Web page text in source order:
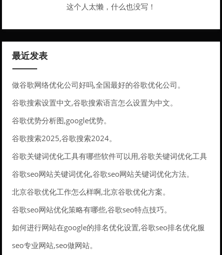
这个人太懒，什么也没写！
最近发表
做谷歌网络优化公司好吗,全国最好的谷歌优化公司。
谷歌搜索设置中文,谷歌搜索语言怎么设置为中文。
谷歌优势分析图,google优势。
谷歌搜索2025,谷歌搜索2024。
谷歌关键词优化工具有哪些软件可以用,谷歌关键词优化工具
有哪些软件可以用的。
谷歌seo网站关键词优化,谷歌seo网站关键词优化方法。
北京谷歌优化工作怎么样啊,北京谷歌优化方案。
谷歌seo网站优化策略有哪些,谷歌seo特点技巧。
如何进行网站在google的排名优化设置,谷歌seo排名优化服
务。
seo专业网站,seo做网站。